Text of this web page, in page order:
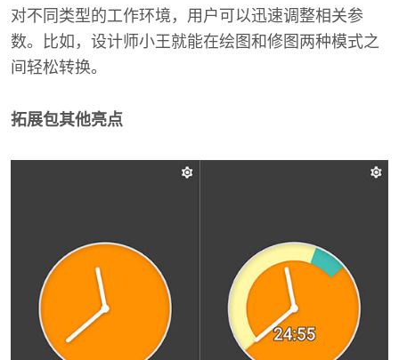
对不同类型的工作环境，用户可以迅速调整相关参
数。比如，设计师小王就能在绘图和修图两种模式之
间轻松转换。
拓展包其他亮点